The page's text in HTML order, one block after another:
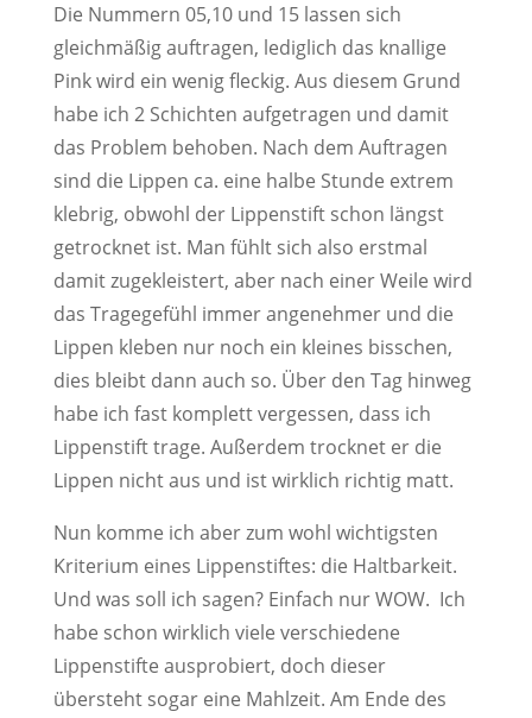
Die Nummern 05,10 und 15 lassen sich
gleichmäßig auftragen, lediglich das knallige
Pink wird ein wenig fleckig. Aus diesem Grund
habe ich 2 Schichten aufgetragen und damit
das Problem behoben. Nach dem Auftragen
sind die Lippen ca. eine halbe Stunde extrem
klebrig, obwohl der Lippenstift schon längst
getrocknet ist. Man fühlt sich also erstmal
damit zugekleistert, aber nach einer Weile wird
das Tragegefühl immer angenehmer und die
Lippen kleben nur noch ein kleines bisschen,
dies bleibt dann auch so. Über den Tag hinweg
habe ich fast komplett vergessen, dass ich
Lippenstift trage. Außerdem trocknet er die
Lippen nicht aus und ist wirklich richtig matt.
Nun komme ich aber zum wohl wichtigsten
Kriterium eines Lippenstiftes: die Haltbarkeit.
Und was soll ich sagen? Einfach nur WOW. Ich
habe schon wirklich viele verschiedene
Lippenstifte ausprobiert, doch dieser
übersteht sogar eine Mahlzeit. Am Ende des